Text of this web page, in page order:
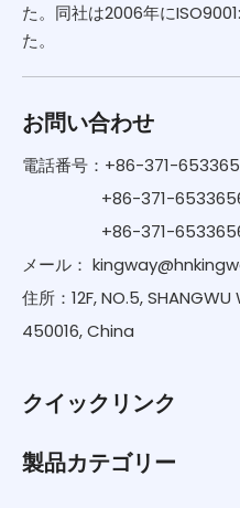
た。同社は2006年に
た。
お問い合わせ
電話番号：+86-371-
+86-371-
+86-371-
メール：
住所：12F, NO.5,
450016, China
クイックリンク
製品カテゴリー